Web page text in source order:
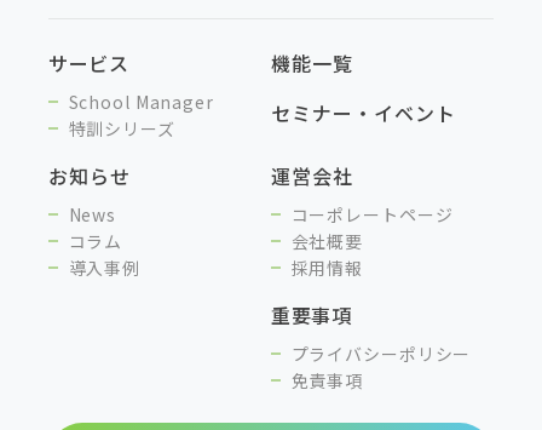
サービス
School Manager
特訓シリーズ
機能一覧
セミナー・イベント
お知らせ
News
コラム
導入事例
運営会社
コーポレートページ
会社概要
採用情報
重要事項
プライバシーポリシー
免責事項